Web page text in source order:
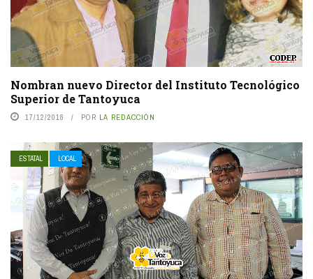
Nombran nuevo Director del Instituto Tecnológico
Superior de Tantoyuca
17/12/2018 POR LA REDACCIÓN
ESTATAL LOCAL